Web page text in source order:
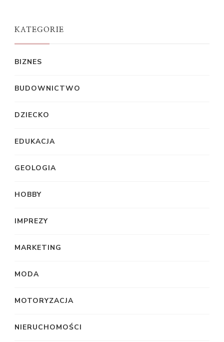
KATEGORIE
BIZNES
BUDOWNICTWO
DZIECKO
EDUKACJA
GEOLOGIA
HOBBY
IMPREZY
MARKETING
MODA
MOTORYZACJA
NIERUCHOMOŚCI